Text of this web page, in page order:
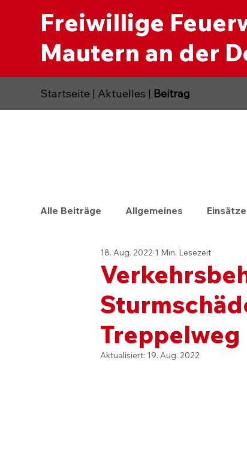
Freiwillige
Mautern an der
Alle Beiträge Allgemeines Einsätze
Treppelweg
18. Aug. 2022 1 Min. Lesezeit
Aktualisiert: 19. Aug. 2022
Startseite | Aktuelles | Beitrag